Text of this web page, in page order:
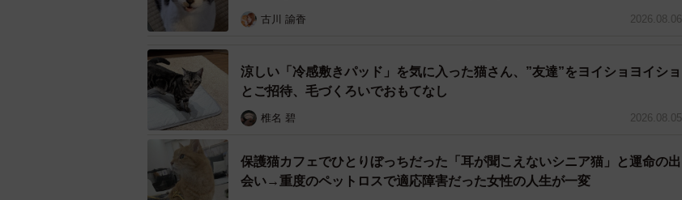
古川 諭香 2026.08.06
涼しい「冷感敷きパッド」を気に入った猫さん、”友達”をヨイショヨイショ
とご招待、毛づくろいでおもてなし
椎名 碧 2026.08.05
保護猫カフェでひとりぼっちだった「耳が聞こえないシニア猫」と運命の出
会い→重度のペットロスで適応障害だった女性の人生が一変